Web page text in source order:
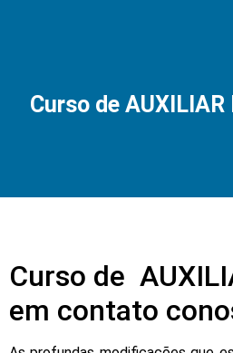
Curso de
Curso de
em contato